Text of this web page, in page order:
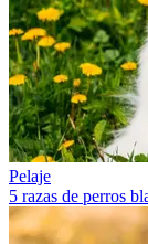
Pelaje
5 razas de perros